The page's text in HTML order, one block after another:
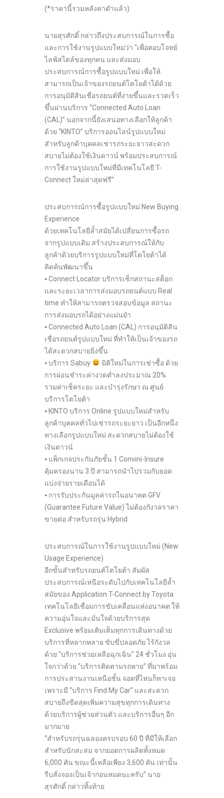
(*ราคานี้รวมหลังคาดำแล้ว)
นายสุรศักดิ์ กล่าวถึงประสบการณ์ในการซื้อ
และการใช้งานรูปแบบใหม่ว่า “เพื่อตอบโจทย์
ไลฟ์สไตล์ของทุกคน และส่งมอบ
ประสบการณ์การซื้อรูปแบบใหม่ เพื่อให้
สามารถเป็นเจ้าของรถยนต์โตโยต้าได้ด้วย
การอนุมัติสินเชื่อรถยนต์ที่ง่ายขึ้นและรวดเร็ว
ขึ้นผ่านบริการ “Connected Auto Loan
(CAL)” นอกจากนี้ยังเสนอทางเลือกให้ลูกค้า
ด้วย “KINTO” บริการออนไลน์รูปแบบใหม่
สำหรับลูกค้าบุคคลเช่ารถระยะยาวสะดวก
สบายไม่ต้องใช้เงินดาวน์ พร้อมประสบการณ์
การใช้งานรูปแบบใหม่ที่มีเทคโนโลยี T-
Connect ใหม่ล่าสุดฟรี”
ประสบการณ์การซื้อรูปแบบใหม่ New Buying
Experience
ด้วยเทคโนโลยีล้ำสมัยได้เปลี่ยนการซื้อรถ
จากรูปแบบเดิม สร้างประสบการณ์ให้กับ
ลูกค้าด้วยบริการรูปแบบใหม่ที่โตโยต้าได้
คิดค้นพัฒนาขึ้น
⦁ Connect Locator บริการเช็กสถานะสต็อก
และระยะเวลาการส่งมอบรถยนต์แบบ Real
time ทำให้สามารถตรวจสอบข้อมูล สถานะ
การส่งมอบรถได้อย่างแม่นยำ
⦁ Connected Auto Loan (CAL) การอนุมัติสิน
เชื่อรถยนต์รูปแบบใหม่ ที่ทำให้เป็นเจ้าของรถ
ได้สะดวกสบายยิ่งขึ้น
⦁ บริการ Sabuy
มิติใหม่ในการเช่าซื้อ ด้วย
การผ่อนชำระค่างวดต่ำลงประมาณ 20%
รวมค่าเช็คระยะ และบำรุงรักษา ณ ศูนย์
บริการโตโยต้า
⦁ KINTO บริการ Online รูปแบบใหม่สำหรับ
ลูกค้าบุคคลทั่วไปเช่ารถระยะยาว เป็นอีกหนึ่ง
ทางเลือกรูปแบบใหม่ สะดวกสบายไม่ต้องใช้
เงินดาวน์
⦁ แพ็กเกจประกันภัยชั้น 1 Convini-Insure
คุ้มครองนาน 3 ปี สามารถนำไปรวมกับยอด
แบ่งจ่ายรายเดือนได้
⦁ การรับประกันมูลค่ารถในอนาคต GFV
(Guarantee Future Value) ไม่ต้องกังวลราคา
ขายต่อ สำหรับรถรุ่น Hybrid
ประสบการณ์ในการใช้งานรูปแบบใหม่ (New
Usage Experience)
อีกขั้นสำหรับรถยนต์โตโยต้า สัมผัส
ประสบการณ์เหนือระดับไปกับเทคโนโลยีล้ำ
สมัยของ Application T-Connect by Toyota
เทคโนโลยีเชื่อมการขับเคลื่อนแห่งอนาคต ให้
ความอุ่นใจและมั่นใจด้วยบริการสุด
Exclusive พร้อมเติมเต็มทุกการเดินทางด้วย
บริการที่หลากหลาย ขับขี่ปลอดภัย ไร้กังวล
ด้วย “บริการช่วยเหลือฉุกเฉิน” 24 ชั่วโมง อุ่น
ใจกว่าด้วย “บริการติดตามรถหาย” ที่มาพร้อม
การประสานงานเหนือชั้น จอดที่ไหนก็หาเจอ
เพราะมี “บริการ Find My Car” และสะดวก
สบายถึงขีดสุดเพิ่มความสุขทุกการเดินทาง
ด้วยบริการผู้ช่วยส่วนตัว และบริการอื่นๆ อีก
มากมาย
“สำหรับรถรุ่นฉลองครบรอบ 60 ปี ที่มีให้เลือก
สำหรับนักสะสม จากยอดการผลิตทั้งหมด
6,000 คัน ขณะนี้เหลือเพียง 3,600 คัน เท่านั้น
รีบสั่งจองเป็นเจ้าก่อนหมดนะครับ” นาย
สุรศักดิ์ กล่าวทิ้งท้าย